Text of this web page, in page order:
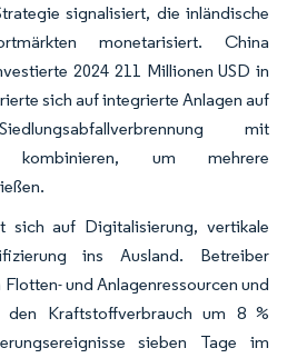
signalisiert, die inländische
monetarisiert. China
2024 211 Millionen USD in
sich auf integrierte Anlagen auf
mit
kombinieren, um mehrere
sich auf Digitalisierung, vertikale
ins Ausland. Betreiber
und Anlagenressourcen und
den Kraftstoffverbrauch um 8 %
sieben Tage im